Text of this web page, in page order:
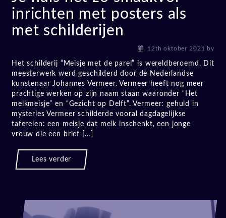
inrichten met posters als
met schilderijen
12th oktober 2021 by
Het schilderij “Meisje met de parel” is wereldberoemd. Dit
meesterwerk werd geschilderd door de Nederlandse
kunstenaar Johannes Vermeer. Vermeer heeft nog meer
prachtige werken op zijn naam staan waaronder “Het
melkmeisje” en “Gezicht op Delft”. Vermeer: gehuld in
mysteries Vermeer schilderde vooral dagdagelijkse
taferelen: een meisje dat melk inschenkt, een jonge
vrouw die een brief […]
Lees verder